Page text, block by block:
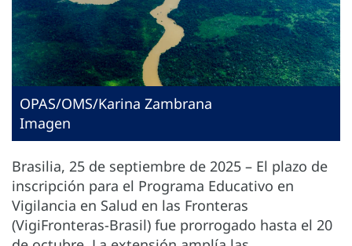
OPAS/OMS/Karina Zambrana
Imagen
Brasilia, 25 de septiembre de 2025 – El plazo de
inscripción para el Programa Educativo en
Vigilancia en Salud en las Fronteras
(VigiFronteras-Brasil) fue prorrogado hasta el 20